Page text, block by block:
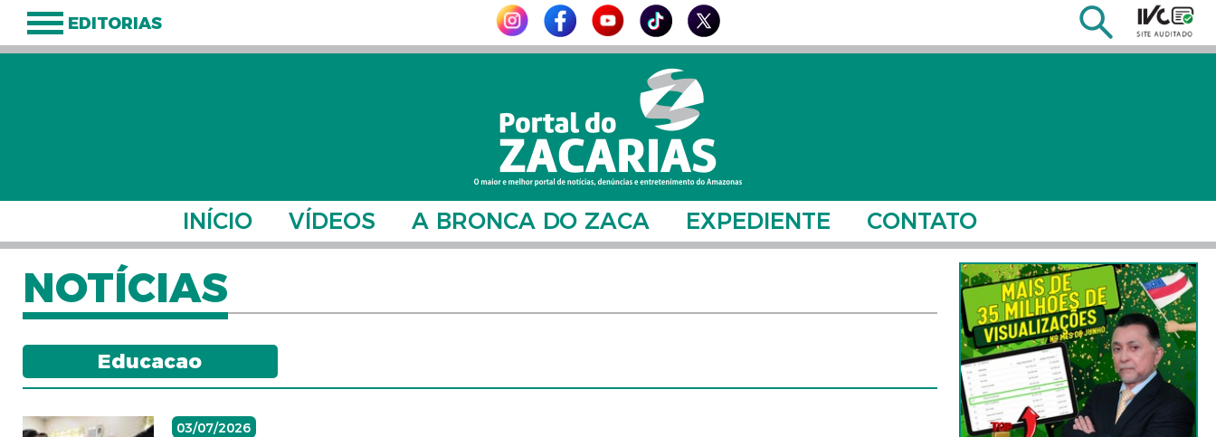
EDITORIAS
INÍCIO VÍDEOS A BRONCA DO ZACA EXPEDIENTE CONTATO
NOTÍCIAS
Educacao
03/07/2026